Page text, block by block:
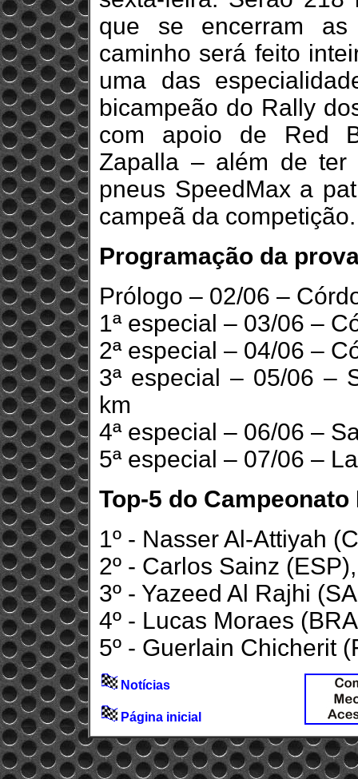
que se encerram as
caminho será feito
uma das
bicampeão do Rally
com apoio de Red
Zapalla – além de ter
pneus SpeedMax a
campeã da competição.
Programação da
Prólogo – 02/06 –
1ª especial – 03/06 –
2ª especial – 04/06 –
3ª especial – 05/06 –
km
4ª especial – 06/06 –
5ª especial – 07/06 –
Top-5 do
1º - Nasser Al-Attiyah
2º - Carlos Sainz
3º - Yazeed Al Rajhi
4º - Lucas Moraes
5º - Guerlain Chicherit
Notícias
Página inicial